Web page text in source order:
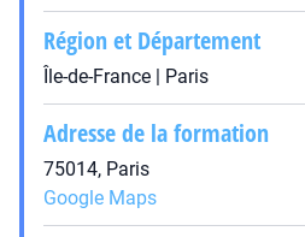
Région et Département
Île-de-France | Paris
Adresse de la formation
75014, Paris
Google Maps